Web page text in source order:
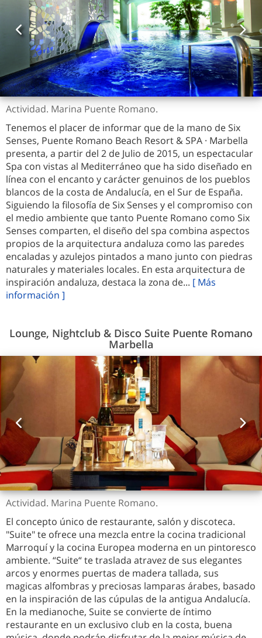
Actividad. Marina Puente Romano.
Tenemos el placer de informar que de la mano de Six
Senses, Puente Romano Beach Resort & SPA · Marbella
presenta, a partir del 2 de Julio de 2015, un espectacular
Spa con vistas al Mediterráneo que ha sido diseñado en
línea con el encanto y carácter genuinos de los pueblos
blancos de la costa de Andalucía, en el Sur de España.
Siguiendo la filosofía de Six Senses y el compromiso con
el medio ambiente que tanto Puente Romano como Six
Senses comparten, el diseño del spa combina aspectos
propios de la arquitectura andaluza como las paredes
encaladas y azulejos pintados a mano junto con piedras
naturales y materiales locales. En esta arquitectura de
inspiración andaluza, destaca la zona de... [ Más
información ]
Lounge, Nightclub & Disco Suite Puente Romano
Marbella
Actividad. Marina Puente Romano.
El concepto único de restaurante, salón y discoteca.
"Suite" te ofrece una mezcla entre la cocina tradicional
Marroquí y la cocina Europea moderna en un pintoresco
ambiente. “Suite“ te traslada atravez de sus elegantes
arcos y enormes puertas de madera tallada, sus
magicas alfombras y preciosas lamparas árabes, basado
en la inspiración de las cúpulas de la antigua Andalucía.
En la medianoche, Suite se convierte de íntimo
restaurante en un exclusivo club en la costa, buena